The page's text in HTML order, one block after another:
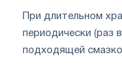
При длительном
периодически (раз
подходящей